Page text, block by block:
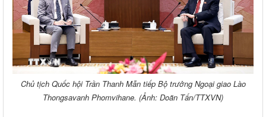
Chủ tịch Quốc hội Trần Thanh Mẫn tiếp Bộ trưởng Ngoại giao Lào
Thongsavanh Phomvihane. (Ảnh: Doãn Tấn/TTXVN)